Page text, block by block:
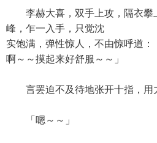
李赫大喜，双手上攻，隔衣攀
峰，乍一入手，只觉沈
实饱满，弹性惊人，不由惊呼道
啊～～摸起来好舒服～～」
言罢迫不及待地张开十指，用
「嗯～～」